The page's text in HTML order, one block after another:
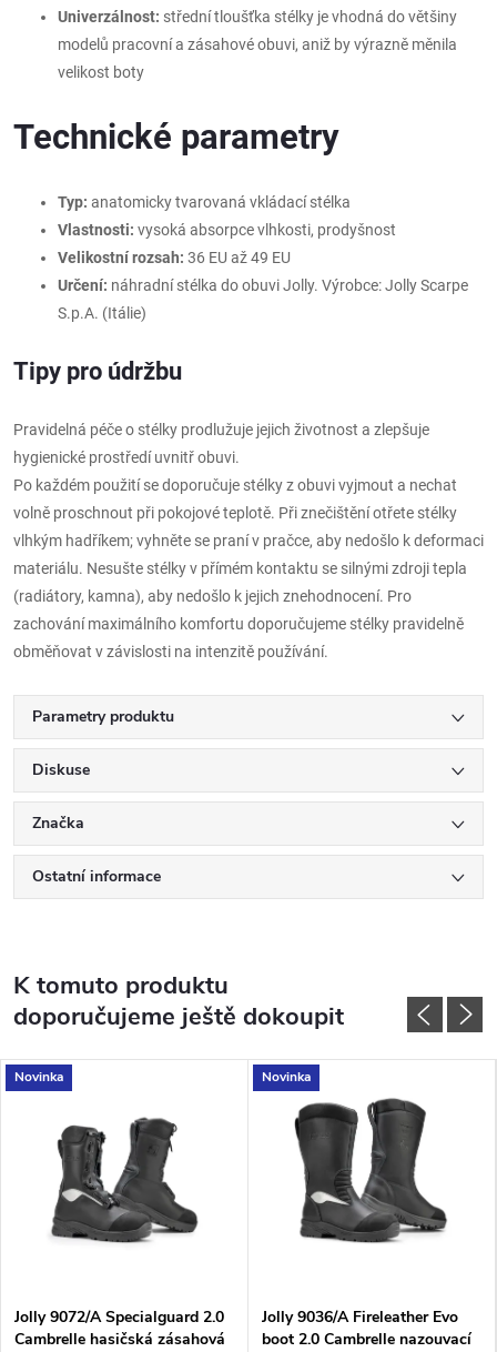
Univerzálnost: střední tloušťka stélky je vhodná do většiny
modelů pracovní a zásahové obuvi, aniž by výrazně měnila
velikost boty
Technické parametry
Typ: anatomicky tvarovaná vkládací stélka
Vlastnosti: vysoká absorpce vlhkosti, prodyšnost
Velikostní rozsah: 36 EU až 49 EU
Určení: náhradní stélka do obuvi Jolly. Výrobce: Jolly Scarpe
S.p.A. (Itálie)
Tipy pro údržbu
Pravidelná péče o stélky prodlužuje jejich životnost a zlepšuje
hygienické prostředí uvnitř obuvi.
Po každém použití se doporučuje stélky z obuvi vyjmout a nechat
volně proschnout při pokojové teplotě. Při znečištění otřete stélky
vlhkým hadříkem; vyhněte se praní v pračce, aby nedošlo k deformaci
materiálu. Nesušte stélky v přímém kontaktu se silnými zdroji tepla
(radiátory, kamna), aby nedošlo k jejich znehodnocení. Pro
zachování maximálního komfortu doporučujeme stélky pravidelně
obměňovat v závislosti na intenzitě používání.
Parametry produktu
Diskuse
Značka
Ostatní informace
K tomuto produktu
doporučujeme ještě dokoupit
Novinka
Jolly 9072/A Specialguard 2.0
Cambrelle hasičská zásahová
Novinka
Jolly 9036/A Fireleather Evo
boot 2.0 Cambrelle nazouvací